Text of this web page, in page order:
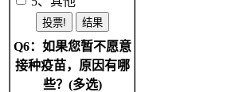
Q6：如果您暂不愿意
接种疫苗，原因有哪
些？(多选)